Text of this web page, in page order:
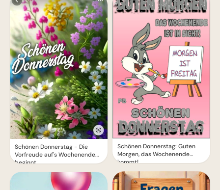
Schönen Donnerstag - Die
Vorfreude auf's Wochenende
beginnt
Schönen Donnerstag: Guten
Morgen, das Wochenende
kommt!